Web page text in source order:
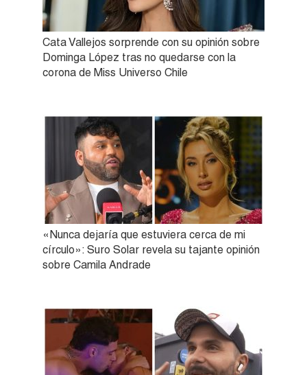
Cata Vallejos sorprende con su opinión sobre
Dominga López tras no quedarse con la
corona de Miss Universo Chile
«Nunca dejaría que estuviera cerca de mi
círculo»: Suro Solar revela su tajante opinión
sobre Camila Andrade